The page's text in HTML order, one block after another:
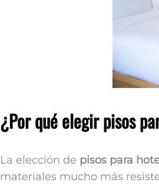
¿Por qué elegirpisos
La elección de pisos para
materiales mucho más